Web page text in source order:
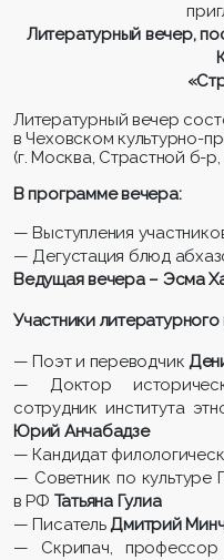
Литературный вечер,
Литературный вечер
в Чеховском культурно-
(г. Москва, Страстной б-р,
В программе вечера:
— Выступления
— Дегустация блюд
Ведущая вечера – Эсма
Участники литературного
— Поэт и переводчик
— Доктор
сотрудник института
Юрий Анчабадзе
— Кандидат
— Советник по культуре
в РФ Татьяна Гулиа
— ПисательДмитрий
— Скрипач, профессор